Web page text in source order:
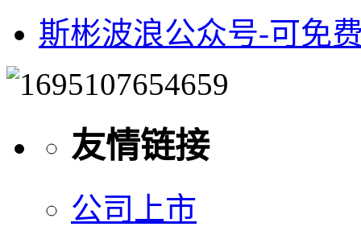
斯彬波浪公众号-可免
友情链接
公司上市